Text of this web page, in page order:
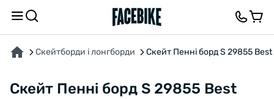
Скейтборди і лонгборди Скейт Пенні борд S 29855
Скейт Пенні борд S 29855 Best
ПРО ТОВАР ХАРАКТЕРИСТИКИВІДГУКИ ТА ЗАПИТАННЯ